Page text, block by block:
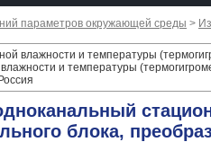
параметров окружающей среды >
влажности и температуры
и температуры
блока,